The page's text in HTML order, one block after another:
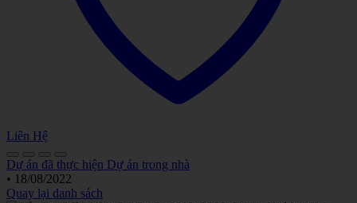
Liên Hệ
Dự án đã thực hiện Dự án trong nhà
• 18/08/2022
Quay lại danh sách